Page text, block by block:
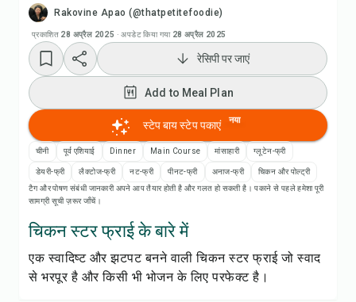
Rakovine Apao (@thatpetitefoodie)
प्रकाशित 28 अप्रैल 2025 ·अपडेट किया गया 28 अप्रैल 2025
रेसिपी वीडियो देखें
Add to Meal Plan
Add to Shopping List
रेसिपी नोट्स
रेसिपी प्रिंट करें
सेव करें
रेसिपी पर जाएं
Add to Meal Plan
स्टेप बाय स्टेप पकाएं नया
चीनी पूर्व एशियाई Dinner Main Course मांसाहारी ग्लूटेन-फ्री
डेयरी-फ्री लैक्टोज-फ्री नट-फ्री पीनट-फ्री अनाज-फ्री
चिकन और पोल्ट्री
टैग और पोषण संबंधी जानकारी अपने आप तैयार होती है और गलत हो सकती है। पकाने से पहले हमेशा पूरी
सामग्री सूची ज़रूर जाँचें।
चिकन स्टर फ्राई के बारे में
एक स्वादिष्ट और झटपट बनने वाली चिकन स्टर फ्राई जो स्वाद
से भरपूर है और किसी भी भोजन के लिए परफेक्ट है।